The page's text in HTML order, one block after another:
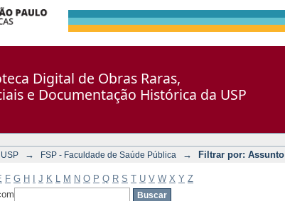
Digital de Obras Raras,
e Documentação Histórica da USP
→ FSP - Faculdade de Saúde Pública → Filtrar por: Assunto
F G H J K M N O P Q R S T U V W X Y Z